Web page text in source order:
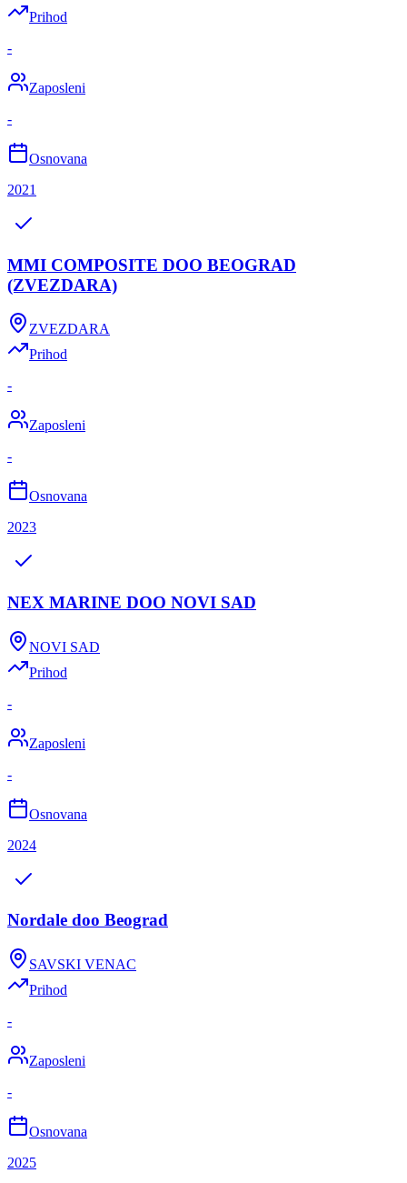
Prihod
-
Zaposleni
-
Osnovana
2021
MMI COMPOSITE DOO BEOGRAD
(ZVEZDARA)
ZVEZDARA
Prihod
-
Zaposleni
-
Osnovana
2023
NEX MARINE DOO NOVI SAD
NOVI SAD
Prihod
-
Zaposleni
-
Osnovana
2024
Nordale doo Beograd
SAVSKI VENAC
Prihod
-
Zaposleni
-
Osnovana
2025